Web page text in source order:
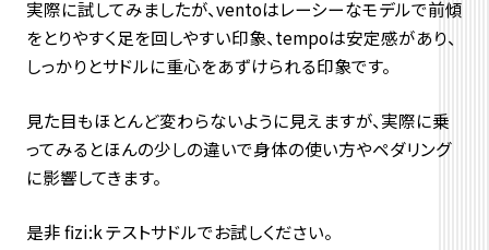
実際に試してみましたが、ventoはレーシーなモデルで前傾
をとりやすく足を回しやすい印象、tempoは安定感があり、
しっかりとサドルに重心をあずけられる印象です。
見た目もほとんど変わらないように見えますが、実際に乗
ってみるとほんの少しの違いで身体の使い方やペダリング
に影響してきます。
是非 fizi:k テストサドルでお試しください。